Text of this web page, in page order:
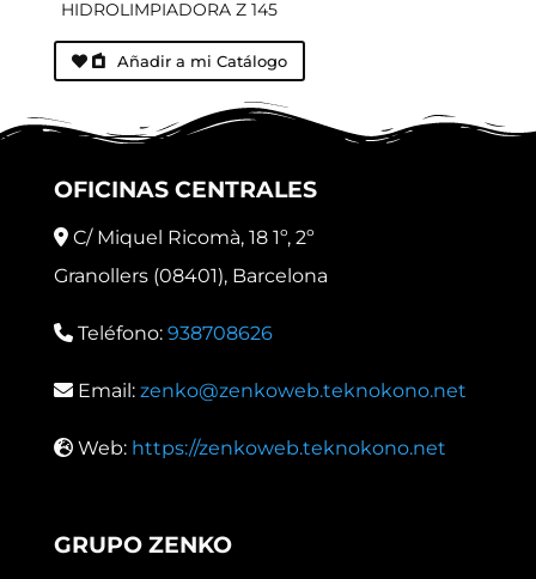
HIDROLIMPIADORA Z 145
Añadir a mi Catálogo
OFICINAS CENTRALES
C/ Miquel Ricomà, 18 1º, 2º
Granollers (08401), Barcelona
Teléfono: 938708626
Email: zenko@zenkoweb.teknokono.net
Web: https://zenkoweb.teknokono.net
GRUPO ZENKO